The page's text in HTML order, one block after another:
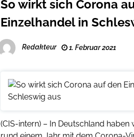
So wirkt sich Corona
Einzelhandel in
Redakteur 1. Februar 2021
(CIS-intern) – In Deutschland haben